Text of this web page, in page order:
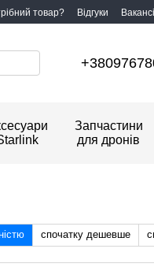
товар? Відгуки
Запчастини
для дронів
спочатку дешевше